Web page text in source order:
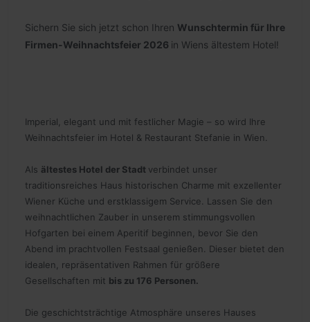
Sichern Sie sich jetzt schon Ihren Wunschtermin für Ihre
Firmen-Weihnachtsfeier 2026 in Wiens ältestem Hotel!
Imperial, elegant und mit festlicher Magie – so wird Ihre
Weihnachtsfeier im Hotel & Restaurant Stefanie in Wien.
Als ältestes Hotel der Stadt verbindet unser
traditionsreiches Haus historischen Charme mit exzellenter
Wiener Küche und erstklassigem Service. Lassen Sie den
weihnachtlichen Zauber in unserem stimmungsvollen
Hofgarten bei einem Aperitif beginnen, bevor Sie den
Abend im prachtvollen Festsaal genießen. Dieser bietet den
idealen, repräsentativen Rahmen für größere
Gesellschaften mit bis zu 176 Personen.
Die geschichtsträchtige Atmosphäre unseres Hauses